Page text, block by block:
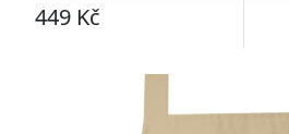
449 Kč